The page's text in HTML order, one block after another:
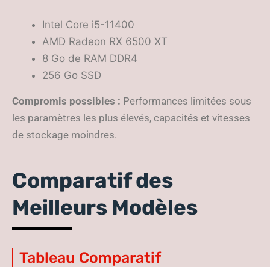
Intel Core i5-11400
AMD Radeon RX 6500 XT
8 Go de RAM DDR4
256 Go SSD
Compromis possibles : Performances limitées sous
les paramètres les plus élevés, capacités et vitesses
de stockage moindres.
Comparatif des
Meilleurs Modèles
Tableau Comparatif